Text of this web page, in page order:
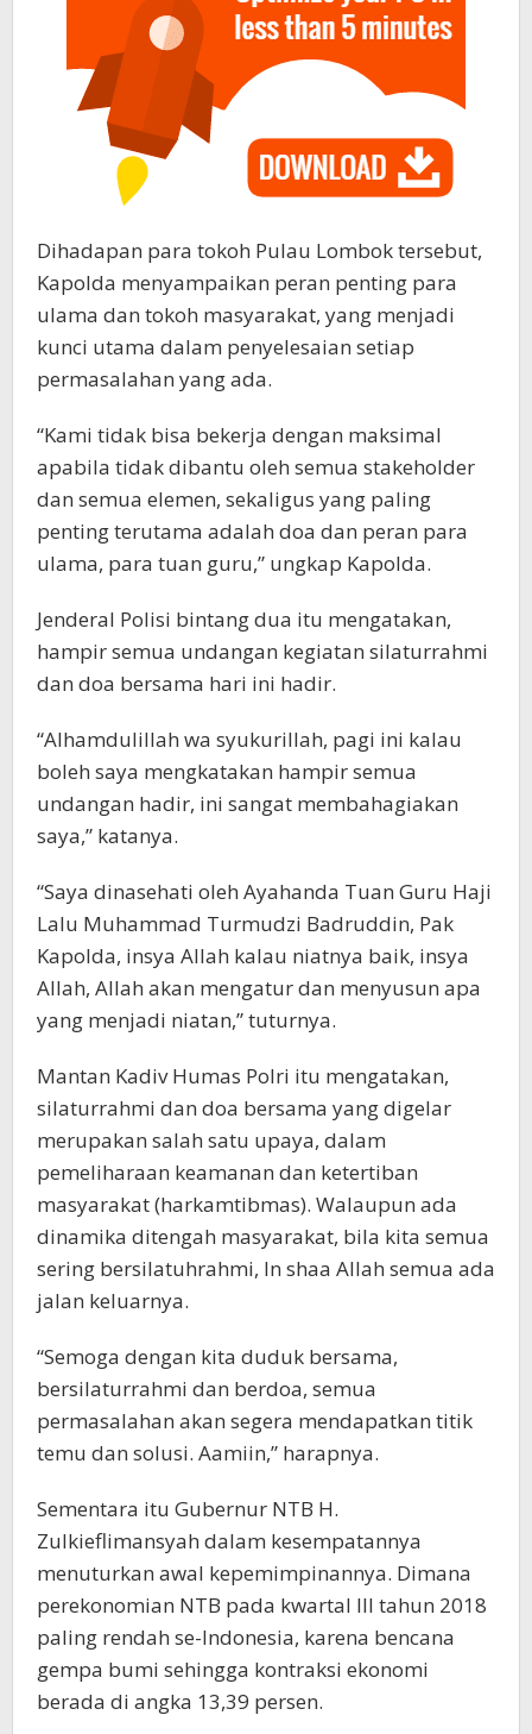
Dihadapan para tokoh Pulau Lombok tersebut,
Kapolda menyampaikan peran penting para
ulama dan tokoh masyarakat, yang menjadi
kunci utama dalam penyelesaian setiap
permasalahan yang ada.
“Kami tidak bisa bekerja dengan maksimal
apabila tidak dibantu oleh semua stakeholder
dan semua elemen, sekaligus yang paling
penting terutama adalah doa dan peran para
ulama, para tuan guru,” ungkap Kapolda.
Jenderal Polisi bintang dua itu mengatakan,
hampir semua undangan kegiatan silaturrahmi
dan doa bersama hari ini hadir.
“Alhamdulillah wa syukurillah, pagi ini kalau
boleh saya mengkatakan hampir semua
undangan hadir, ini sangat membahagiakan
saya,” katanya.
“Saya dinasehati oleh Ayahanda Tuan Guru Haji
Lalu Muhammad Turmudzi Badruddin, Pak
Kapolda, insya Allah kalau niatnya baik, insya
Allah, Allah akan mengatur dan menyusun apa
yang menjadi niatan,” tuturnya.
Mantan Kadiv Humas Polri itu mengatakan,
silaturrahmi dan doa bersama yang digelar
merupakan salah satu upaya, dalam
pemeliharaan keamanan dan ketertiban
masyarakat (harkamtibmas). Walaupun ada
dinamika ditengah masyarakat, bila kita semua
sering bersilatuhrahmi, In shaa Allah semua ada
jalan keluarnya.
“Semoga dengan kita duduk bersama,
bersilaturrahmi dan berdoa, semua
permasalahan akan segera mendapatkan titik
temu dan solusi. Aamiin,” harapnya.
Sementara itu Gubernur NTB H.
Zulkieflimansyah dalam kesempatannya
menuturkan awal kepemimpinannya. Dimana
perekonomian NTB pada kwartal III tahun 2018
paling rendah se-Indonesia, karena bencana
gempa bumi sehingga kontraksi ekonomi
berada di angka 13,39 persen.